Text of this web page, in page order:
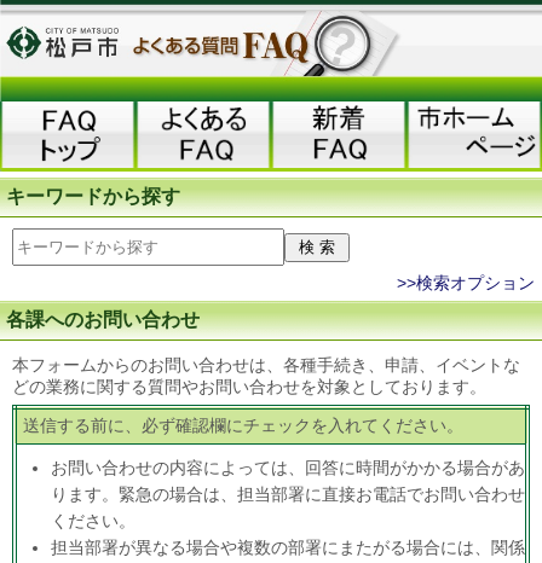
キーワードから探す
>>検索オプション
各課へのお問い合わせ
本フォームからのお問い合わせは、各種手続き、申請、イベントな
どの業務に関する質問やお問い合わせを対象としております。
送信する前に、必ず確認欄にチェックを入れてください。
お問い合わせの内容によっては、回答に時間がかかる場合があ
ります。緊急の場合は、担当部署に直接お電話でお問い合わせ
ください。
担当部署が異なる場合や複数の部署にまたがる場合には、関係